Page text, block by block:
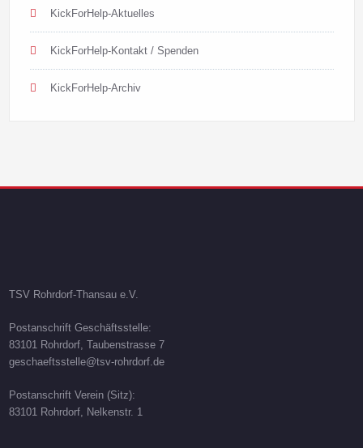
KickForHelp-Aktuelles
KickForHelp-Kontakt / Spenden
KickForHelp-Archiv
TSV Rohrdorf-Thansau e.V.
Postanschrift Geschäftsstelle:
83101 Rohrdorf, Taubenstrasse 7
geschaeftsstelle@tsv-rohrdorf.de
Postanschrift Verein (Sitz):
83101 Rohrdorf, Nelkenstr. 1